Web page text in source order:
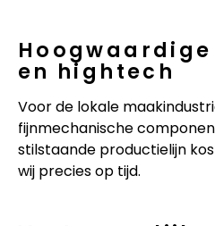
en hightech
Voor de lokale
fijnmechanische
stilstaande productielijn
wij precies op tijd.